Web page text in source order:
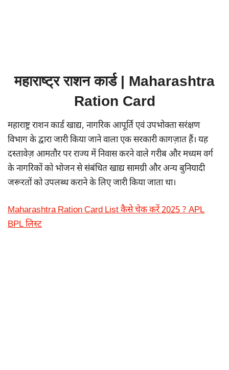
महाराष्ट्र राशन कार्ड | Maharashtra
Ration Card
महाराष्ट्र राशन कार्ड खाद्य, नागरिक आपूर्ति एवं उपभोक्ता सरंक्षण
विभाग के द्वारा जारी किया जाने वाला एक सरकारी कागज़ात हैं। यह
दस्तावेज़ आमतौर पर राज्य में निवास करने वाले गरीब और मध्यम वर्ग
के नागरिकों को भोजन से संबंधित खाद्य सामग्री और अन्य बुनियादी
जरूरतों को उपलब्ध कराने के लिए जारी किया जाता था।
Maharashtra Ration Card List कैसे चेक करें 2025 ? APL
BPL लिस्ट